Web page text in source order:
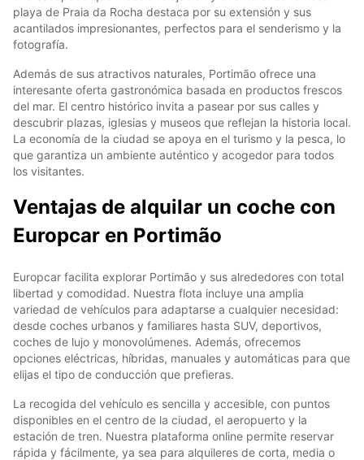
playa de Praia da Rocha destaca por su extensión y sus
acantilados impresionantes, perfectos para el senderismo y la
fotografía.
Además de sus atractivos naturales, Portimão ofrece una
interesante oferta gastronómica basada en productos frescos
del mar. El centro histórico invita a pasear por sus calles y
descubrir plazas, iglesias y museos que reflejan la historia local.
La economía de la ciudad se apoya en el turismo y la pesca, lo
que garantiza un ambiente auténtico y acogedor para todos
los visitantes.
Ventajas de alquilar un coche con
Europcar en Portimão
Europcar facilita explorar Portimão y sus alrededores con total
libertad y comodidad. Nuestra flota incluye una amplia
variedad de vehículos para adaptarse a cualquier necesidad:
desde coches urbanos y familiares hasta SUV, deportivos,
coches de lujo y monovolúmenes. Además, ofrecemos
opciones eléctricas, híbridas, manuales y automáticas para que
elijas el tipo de conducción que prefieras.
La recogida del vehículo es sencilla y accesible, con puntos
disponibles en el centro de la ciudad, el aeropuerto y la
estación de tren. Nuestra plataforma online permite reservar
rápida y fácilmente, ya sea para alquileres de corta, media o